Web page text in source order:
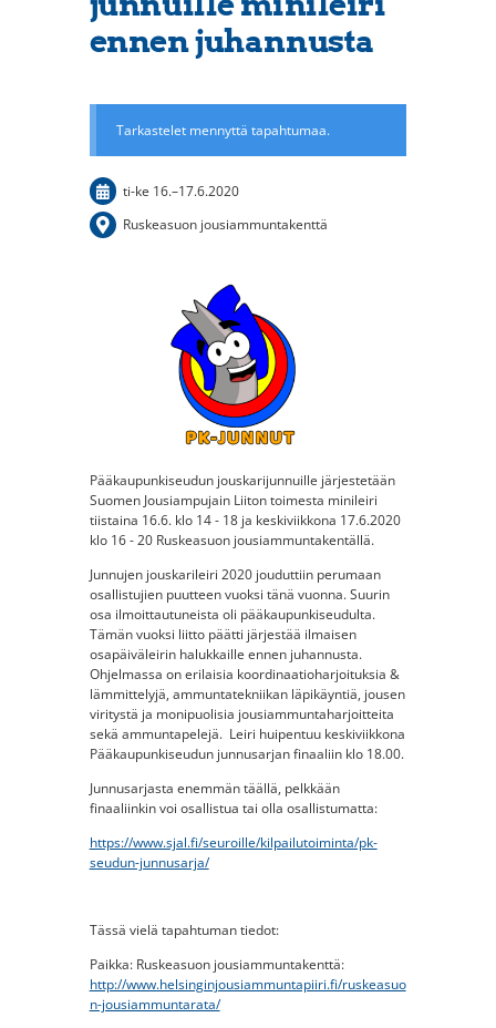
ennen juhannusta
Tarkastelet mennyttä tapahtumaa.
ti-ke 16.–17.6.2020
Ruskeasuon jousiammuntakenttä
Pääkaupunkiseudun jouskarijunnuille järjestetään
Suomen Jousiampujain Liiton toimesta minileiri
tiistaina 16.6. klo 14 - 18 ja keskiviikkona 17.6.2020
klo 16 - 20 Ruskeasuon jousiammuntakentällä.
Junnujen jouskarileiri 2020 jouduttiin perumaan
osallistujien puutteen vuoksi tänä vuonna. Suurin
osa ilmoittautuneista oli pääkaupunkiseudulta.
Tämän vuoksi liitto päätti järjestää ilmaisen
osapäiväleirin halukkaille ennen juhannusta.
Ohjelmassa on erilaisia koordinaatioharjoituksia &
lämmittelyjä, ammuntatekniikan läpikäyntiä, jousen
viritystä ja monipuolisia jousiammuntaharjoitteita
sekä ammuntapelejä. Leiri huipentuu keskiviikkona
Pääkaupunkiseudun junnusarjan finaaliin klo 18.00.
Junnusarjasta enemmän täällä, pelkkään
finaaliinkin voi osallistua tai olla osallistumatta:
https://www.sjal.fi/seuroille/kilpailutoiminta/pk-
seudun-junnusarja/
Tässä vielä tapahtuman tiedot:
Paikka: Ruskeasuon jousiammuntakenttä:
http://www.helsinginjousiammuntapiiri.fi/ruskeasuo
n-jousiammuntarata/